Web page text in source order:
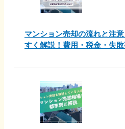
マンション売却の流れと注
すく解説！費用・税金・失